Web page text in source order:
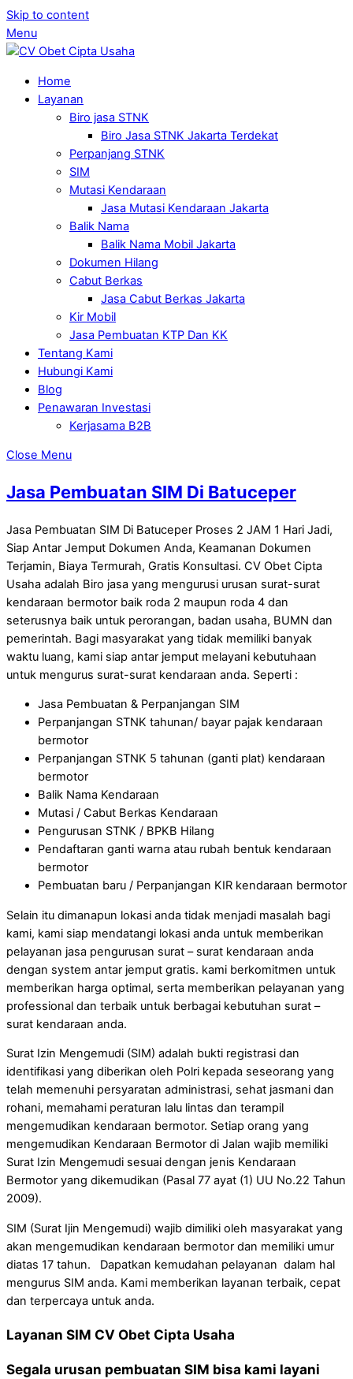
Skip to content
Menu
Home
Layanan
Biro jasa STNK
Biro Jasa STNK Jakarta Terdekat
Perpanjang STNK
SIM
Mutasi Kendaraan
Jasa Mutasi Kendaraan Jakarta
Balik Nama
Balik Nama Mobil Jakarta
Dokumen Hilang
Cabut Berkas
Jasa Cabut Berkas Jakarta
Kir Mobil
Jasa Pembuatan KTP Dan KK
Tentang Kami
Hubungi Kami
Blog
Penawaran Investasi
Kerjasama B2B
Close Menu
Jasa Pembuatan SIM Di Batuceper
Jasa Pembuatan SIM Di Batuceper Proses 2 JAM 1 Hari Jadi,
Siap Antar Jemput Dokumen Anda, Keamanan Dokumen
Terjamin, Biaya Termurah, Gratis Konsultasi. CV Obet Cipta
Usaha adalah Biro jasa yang mengurusi urusan surat-surat
kendaraan bermotor baik roda 2 maupun roda 4 dan
seterusnya baik untuk perorangan, badan usaha, BUMN dan
pemerintah. Bagi masyarakat yang tidak memiliki banyak
waktu luang, kami siap antar jemput melayani kebutuhaan
untuk mengurus surat-surat kendaraan anda. Seperti :
Jasa Pembuatan & Perpanjangan SIM
Perpanjangan STNK tahunan/ bayar pajak kendaraan
bermotor
Perpanjangan STNK 5 tahunan (ganti plat) kendaraan
bermotor
Balik Nama Kendaraan
Mutasi / Cabut Berkas Kendaraan
Pengurusan STNK / BPKB Hilang
Pendaftaran ganti warna atau rubah bentuk kendaraan
bermotor
Pembuatan baru / Perpanjangan KIR kendaraan bermotor
Selain itu dimanapun lokasi anda tidak menjadi masalah bagi
kami, kami siap mendatangi lokasi anda untuk memberikan
pelayanan jasa pengurusan surat – surat kendaraan anda
dengan system antar jemput gratis. kami berkomitmen untuk
memberikan harga optimal, serta memberikan pelayanan yang
professional dan terbaik untuk berbagai kebutuhan surat –
surat kendaraan anda.
Surat Izin Mengemudi (SIM) adalah bukti registrasi dan
identifikasi yang diberikan oleh Polri kepada seseorang yang
telah memenuhi persyaratan administrasi, sehat jasmani dan
rohani, memahami peraturan lalu lintas dan terampil
mengemudikan kendaraan bermotor. Setiap orang yang
mengemudikan Kendaraan Bermotor di Jalan wajib memiliki
Surat Izin Mengemudi sesuai dengan jenis Kendaraan
Bermotor yang dikemudikan (Pasal 77 ayat (1) UU No.22 Tahun
2009).
SIM (Surat Ijin Mengemudi) wajib dimiliki oleh masyarakat yang
akan mengemudikan kendaraan bermotor dan memiliki umur
diatas 17 tahun. Dapatkan kemudahan pelayanan dalam hal
mengurus SIM anda. Kami memberikan layanan terbaik, cepat
dan terpercaya untuk anda.
Layanan SIM CV Obet Cipta Usaha
Segala urusan pembuatan SIM bisa kami layani